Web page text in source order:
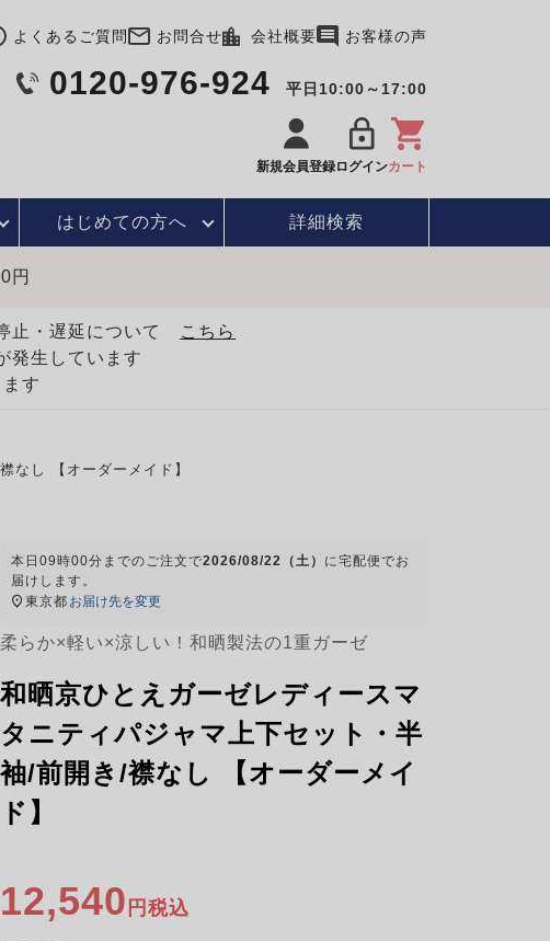
よくあるご質問 お問合せ 会社概要 お客様の声
0120-976-924 平日10:00～17:00
新規会員登録ログインカート
はじめての方へ 詳細検索
円
止・遅延について
こちら
発生しています
す
なし 【オーダーメイド】
本日 09時00分 までのご注文で2026/08/22（土） に宅配便でお
届けします。
東京都 お届け先を変更
柔らか×軽い×涼しい！和晒製法の1重ガーゼ
和晒京ひとえガーゼレディースマ
タニティパジャマ上下セット・半
袖/前開き/襟なし 【オーダーメイ
ド】
12,540 税込